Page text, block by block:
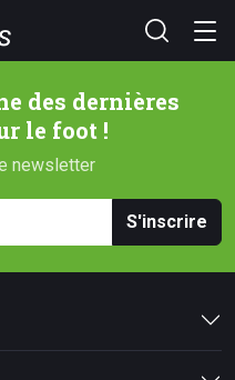
des dernières
le foot !
newsletter
S'inscrire